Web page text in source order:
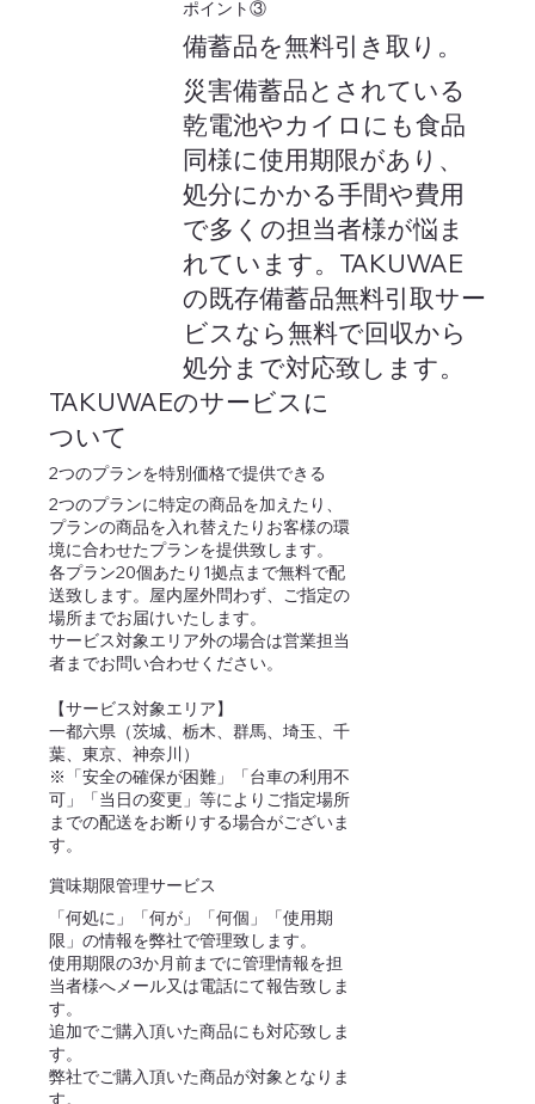
​ポイント③
備蓄品を無料引き取り。
災害備蓄品とされている
乾電池やカイロにも食品
同様に使用期限があり、
処分にかかる手間や費用
で多くの担当者様が悩ま
れています。TAKUWAE
の既存備蓄品無料引取サー
ビスなら無料で回収から
処分まで対応致します。
TAKUWAEのサービスに
ついて
2つのプランを特別価格で提供できる
2つのプランに特定の商品を加えたり、
プランの商品を入れ替えたりお客様の環
境に合わせたプランを提供致します。
各プラン20個あたり1拠点まで無料で配
送致します。屋内屋外問わず、ご指定の
場所までお届けいたします。
サービス対象エリア外の場合は営業担当
者までお問い合わせください。
【サービス対象エリア】
一都六県（茨城、栃木、群馬、埼玉、千
葉、東京、神奈川）
※「安全の確保が困難」「台車の利用不
可」「当日の変更」等によりご指定場所
までの配送をお断りする場合がございま
す。
賞味期限管理サービス
「何処に」「何が」「何個」「使用期
限」の情報を弊社で管理致します。
使用期限の3か月前までに管理情報を担
当者様へメール又は電話にて報告致しま
す。
追加でご購入頂いた商品にも対応致しま
す。
弊社でご購入頂いた商品が対象となりま
す。